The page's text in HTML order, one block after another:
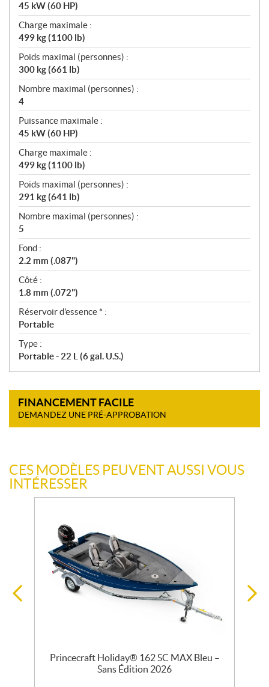
45 kW (60 HP)
Charge maximale :
499 kg (1100 lb)
Poids maximal (personnes) :
300 kg (661 lb)
Nombre maximal (personnes) :
4
Puissance maximale :
45 kW (60 HP)
Charge maximale :
499 kg (1100 lb)
Poids maximal (personnes) :
291 kg (641 lb)
Nombre maximal (personnes) :
5
Fond :
2.2 mm (.087")
Côté :
1.8 mm (.072")
Réservoir d'essence * :
Portable
Type :
Portable - 22 L (6 gal. U.S.)
FINANCEMENT FACILE
DEMANDEZ UNE PRÉ-APPROBATION
CES MODÈLES PEUVENT AUSSI VOUS
INTÉRESSER
Princecraft Holiday® 162 SC MAX Bleu –
Sans Édition 2026